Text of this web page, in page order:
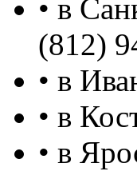
• в
(812)
• в
• в
• в